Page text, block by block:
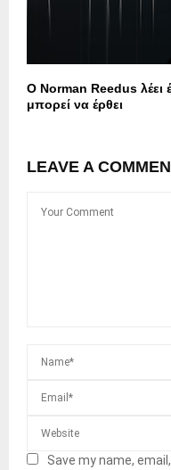
Ο Norman Reedus
μπορεί να έρθει
LEAVE A
Save my name,